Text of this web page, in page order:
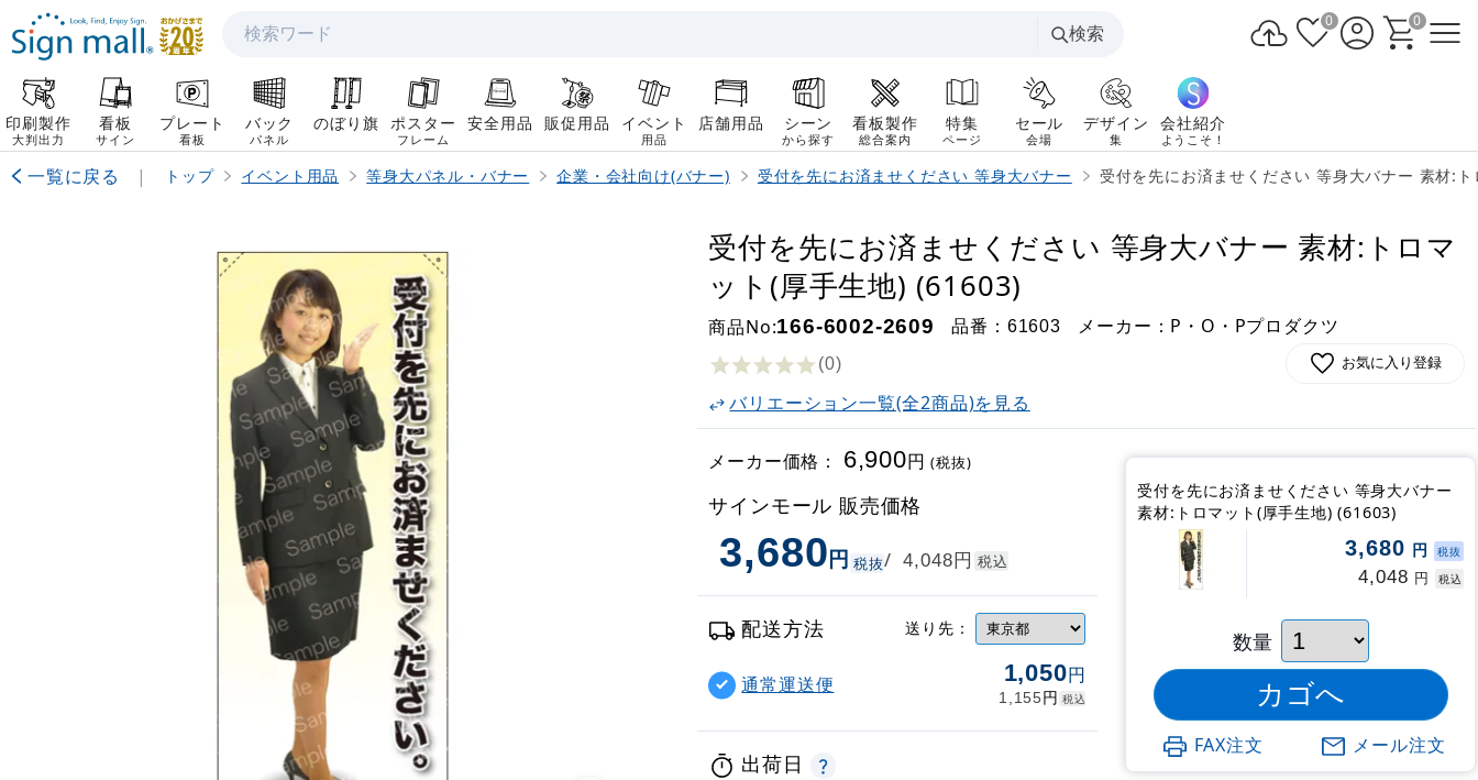
検索
検索
0 0
印刷製作
大判出力
看板
サイン
プレート
看板
バック
パネル
のぼり旗 ポスター
フレーム
安全用品 販促用品 イベント
用品
店舗用品 シーン
から探す
看板製作
総合案内
特集
ページ
セール
会場
デザイン
集
会社紹介
ようこそ！
一覧に戻る | トップ イベント用品 等身大パネル・バナー 企業・会社向け(バナー) 受付を先にお済ませください 等身大バナー 受付を先にお済ませください 等身大バナー 素材:
受付を先にお済ませください 等身大バナー 素材:トロマ
ット(厚手生地) (61603)
商品No:166-6002-2609 品番： 61603 メーカー：P・O・Pプロダクツ
(0) お気に入り登録
バリエーション一覧(全2商品)を見る
メーカー価格： 6,900円(税抜)
サインモール 販売価格
3,680円 税抜/ 4,048円 税込
配送方法 送り先：
通常運送便 1,050円
1,155円 税込
出荷日
受付を先にお済ませください 等身大バナー
素材:トロマット(厚手生地) (61603)
3,680 円 税抜
4,048 円 税込
数量
FAX注文 メール注文